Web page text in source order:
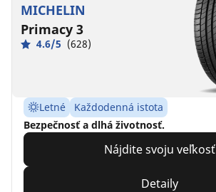
MICHELIN
Primacy 3
4.6/5 (628)
Letné
Každodenná istota
Bezpečnosť a dlhá životnosť.
Nájdite svoju veľkosť
Detaily